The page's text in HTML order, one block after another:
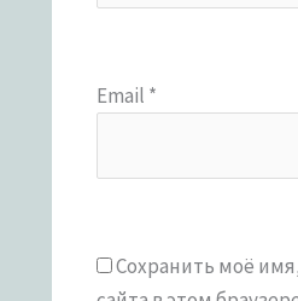
Email *
Сохранить моё